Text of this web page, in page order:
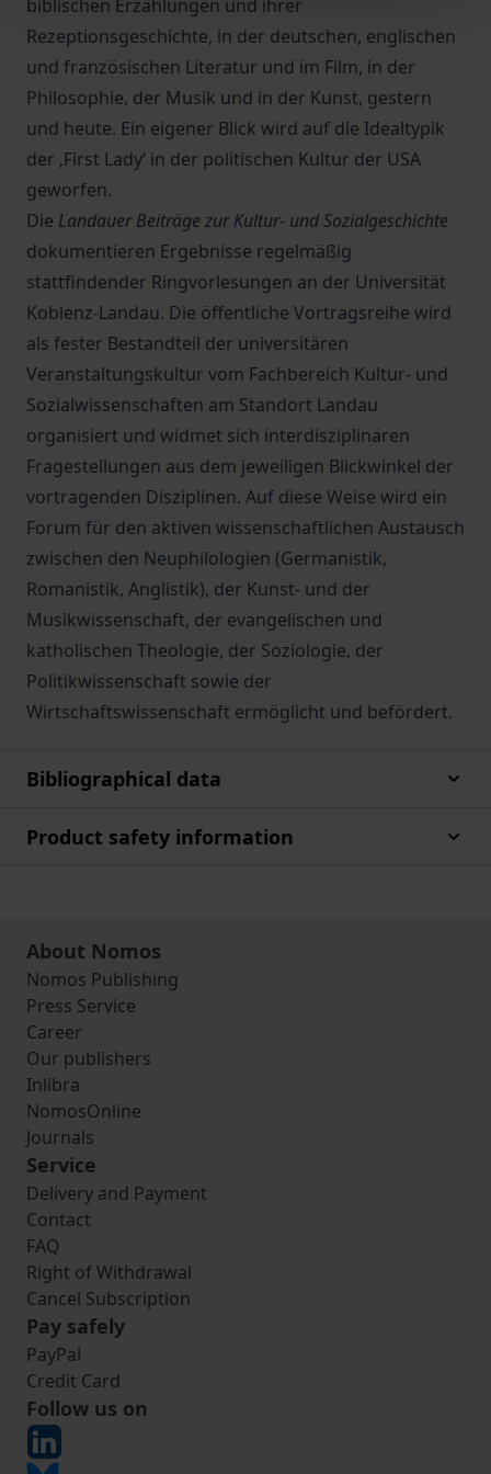
biblischen Erzählungen und ihrer
Rezeptionsgeschichte, in der deutschen, englischen
und französischen Literatur und im Film, in der
Philosophie, der Musik und in der Kunst, gestern
und heute. Ein eigener Blick wird auf die Idealtypik
der ‚First Lady‘ in der politischen Kultur der USA
geworfen.
Die Landauer Beiträge zur Kultur- und Sozialgeschichte
dokumentieren Ergebnisse regelmäßig
stattfindender Ringvorlesungen an der Universität
Koblenz-Landau. Die öffentliche Vortragsreihe wird
als fester Bestandteil der universitären
Veranstaltungskultur vom Fachbereich Kultur- und
Sozialwissenschaften am Standort Landau
organisiert und widmet sich interdisziplinären
Fragestellungen aus dem jeweiligen Blickwinkel der
vortragenden Disziplinen. Auf diese Weise wird ein
Forum für den aktiven wissenschaftlichen Austausch
zwischen den Neuphilologien (Germanistik,
Romanistik, Anglistik), der Kunst- und der
Musikwissenschaft, der evangelischen und
katholischen Theologie, der Soziologie, der
Politikwissenschaft sowie der
Wirtschaftswissenschaft ermöglicht und befördert.
Bibliographical data
Product safety information
About Nomos
Nomos Publishing
Press Service
Career
Our publishers
Inlibra
NomosOnline
Journals
Service
Delivery and Payment
Contact
FAQ
Right of Withdrawal
Cancel Subscription
Pay safely
PayPal
Credit Card
Follow us on